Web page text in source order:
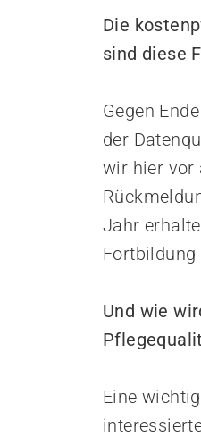
Die
sind diese
Gegen
der
wir hier vor
Jahr
Fortbildung
Und wie
Eine